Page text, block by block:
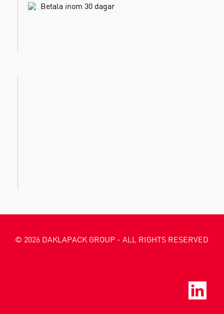
Betala inom 30 dagar
© 2026 DAKLAPACK GROUP - ALL RIGHTS RESERVED